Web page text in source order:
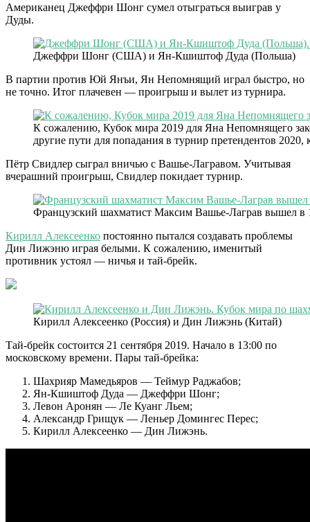
Американец Джеффри Шонг сумел отыграться выиграв у
Дуды.
Джеффри Шонг (США) и Ян-Кшиштоф Дуда (Польша)
В партии против Юй Янъи, Ян Непомнящий играл быстро, но
не точно. Итог плачевен — проигрыш и вылет из турнира.
К сожалению, Кубок мира 2019 для Яна Непомнящего
другие пути для попадания в турнир претендентов
Пётр Свидлер сыграл вничью с Вашье-Лагравом. Учитывая
вчерашний проигрыш, Свидлер покидает турнир.
Французский шахматист Максим Вашье-Лаграв вышел в
Кирилл Алексеенко постоянно пытался создавать проблемы
Дин Лижэню играя белыми. К сожалению, именитый
противник устоял — ничья и тай-брейк.
Кирилл Алексеенко (Россия) и Дин Лижэнь (Китай)
Тай-брейк состоится 21 сентября 2019. Начало в 13:00 по
московскому времени. Пары тай-брейка:
Шахрияр Мамедьяров — Теймур Раджабов;
Ян-Кшиштоф Дуда — Джеффри Шонг;
Левон Аронян — Ле Куанг Льем;
Александр Грищук — Леньер Домингес Перес;
Кирилл Алексеенко — Дин Лижэнь.